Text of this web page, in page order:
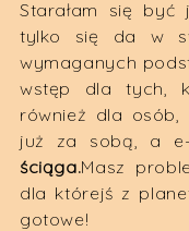
Starałam się
tylko się da w
wymaganych
wstęp dla tych,
również dla
już za sobą, a
ściąga.Masz
dla którejś z
gotowe!